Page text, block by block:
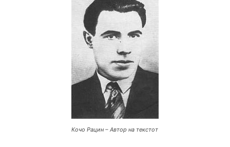
Кочо Рацин – Автор на текстот